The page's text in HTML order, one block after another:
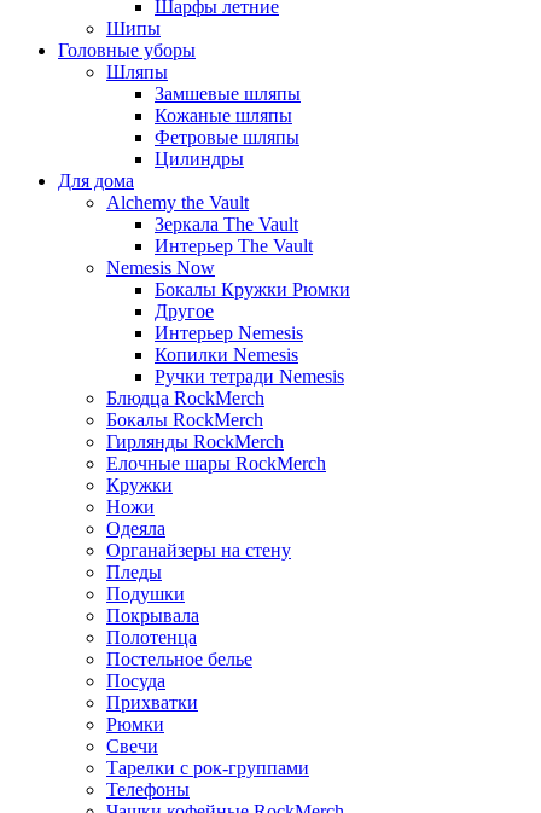
Шарфы летние
Шипы
Головные уборы
Шляпы
Замшевые шляпы
Кожаные шляпы
Фетровые шляпы
Цилиндры
Для дома
Alchemy the Vault
Зеркала The Vault
Интерьер The Vault
Nemesis Now
Бокалы Кружки Рюмки
Другое
Интерьер Nemesis
Копилки Nemesis
Ручки тетради Nemesis
Блюдца RockMerch
Бокалы RockMerch
Гирлянды RockMerch
Елочные шары RockMerch
Кружки
Ножи
Одеяла
Органайзеры на стену
Пледы
Подушки
Покрывала
Полотенца
Постельное белье
Посуда
Прихватки
Рюмки
Свечи
Тарелки с рок-группами
Телефоны